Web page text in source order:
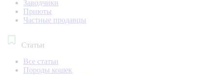
Заводчики
Приюты
Частные продавцы
Статьи
Все статьи
Породы кошек